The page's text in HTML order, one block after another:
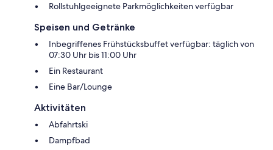
Rollstuhlgeeignete Parkmöglichkeiten verfügbar
Speisen und Getränke
Inbegriffenes Frühstücksbuffet verfügbar: täglich von
07:30 Uhr bis 11:00 Uhr
Ein Restaurant
Eine Bar/Lounge
Aktivitäten
Abfahrtski
Dampfbad